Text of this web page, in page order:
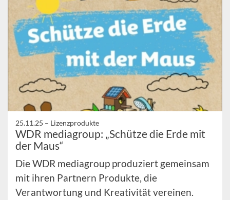
25.11.25 – Lizenzprodukte
WDR mediagroup: „Schütze die Erde mit
der Maus“
Die WDR mediagroup produziert gemeinsam
mit ihren Partnern Produkte, die
Verantwortung und Kreativität vereinen.